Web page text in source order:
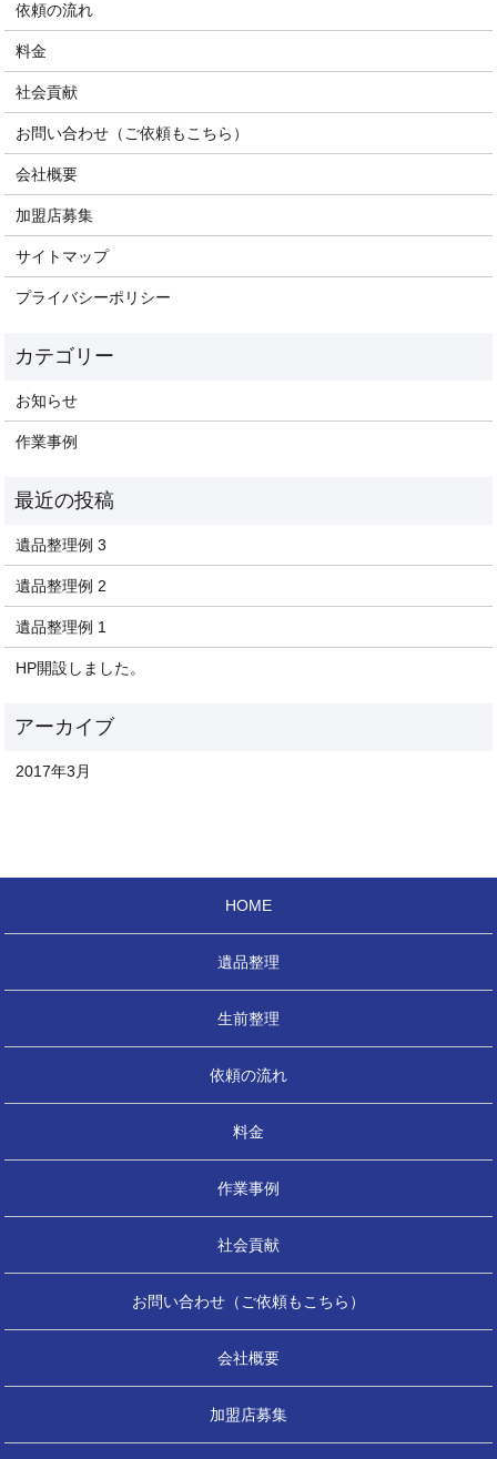
依頼の流れ
料金
社会貢献
お問い合わせ（ご依頼もこちら）
会社概要
加盟店募集
サイトマップ
プライバシーポリシー
お知らせ
作業事例
遺品整理例 3
遺品整理例 2
遺品整理例 1
HP開設しました。
2017年3月
HOME
遺品整理
生前整理
依頼の流れ
料金
作業事例
社会貢献
お問い合わせ（ご依頼もこちら）
会社概要
加盟店募集